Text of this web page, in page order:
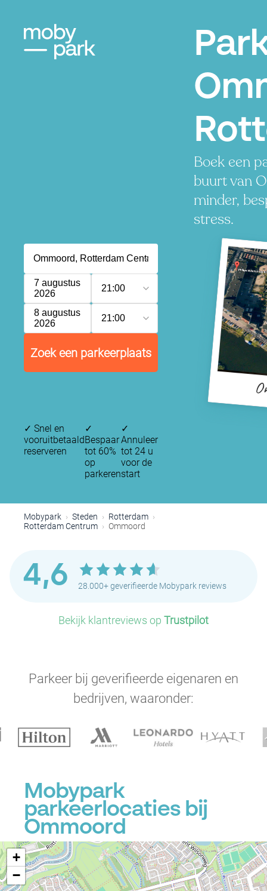
Boek een
buurt van
minder,
stress.
7 augustus
2026
21:00
8 augustus
2026
21:00
Zoek een parkeerplaats
✓ Snel en
vooruitbetaald
reserveren
✓
Bespaar
tot 60%
op
parkeren
✓
Annuleer
tot 24 u
voor de
start
Mobypark Steden
Rotterdam
Rotterdam Centrum
Ommoord
4,6 28.000+ geverifieerde Mobypark reviews
Bekijk klantreviews op Trustpilot
Parkeer bij geverifieerde eigenaren en
bedrijven, waaronder:
Mobypark
parkeerlocaties bij
Ommoord
+
−